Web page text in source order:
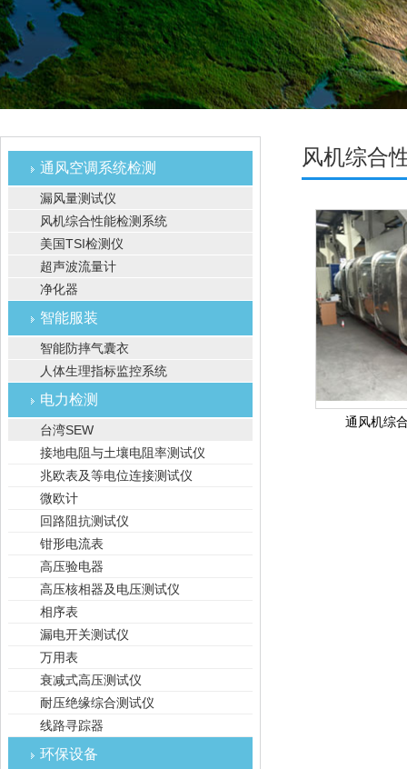
通风空调系统检测
漏风量测试仪
风机综合性能检测系统
美国TSI检测仪
超声波流量计
净化器
智能服装
智能防摔气囊衣
人体生理指标监控系统
电力检测
台湾SEW
接地电阻与土壤电阻率测试仪
兆欧表及等电位连接测试仪
微欧计
回路阻抗测试仪
钳形电流表
高压验电器
高压核相器及电压测试仪
相序表
漏电开关测试仪
万用表
衰减式高压测试仪
耐压绝缘综合测试仪
线路寻踪器
环保设备
风机综合
通风机综